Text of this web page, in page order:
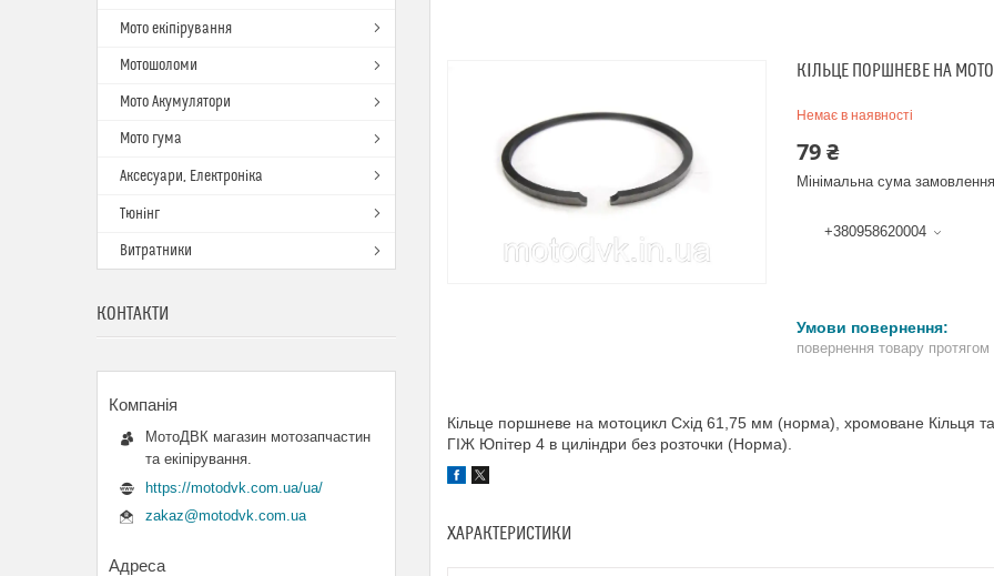
КІЛЬЦЕ ПОРШНЕВЕ НА
Немає в наявності
79 ₴
Мінімальна сума
+380958620004
повернення товару протягом
Кільце поршневе на мотоцикл Схід 61,75 мм (норма), хромоване Кільця
ГІЖ Юпітер 4 в циліндри без розточки (Норма).
ХАРАКТЕРИСТИКИ
Мото екіпірування
Мотошоломи
Мото Акумулятори
Мото гума
Аксесуари, Електроніка
Тюнінг
Витратники
КОНТАКТИ
МотоДВК магазин мотозапчастин
та екіпірування.
https://motodvk.com.ua/ua/
zakaz@motodvk.com.ua